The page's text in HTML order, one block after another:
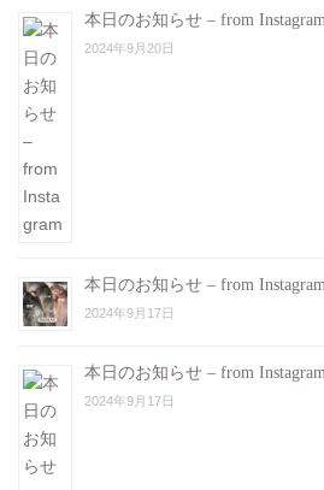
本日のお知らせ – from
2024年9月20日
本日のお知らせ – from
2024年9月17日
本日のお知らせ – from
2024年9月17日